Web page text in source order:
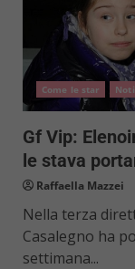
Come le star
Gf Vip:
le stava
Raffaella Mazzei
Nella terza
Casalegno ha
settimana...